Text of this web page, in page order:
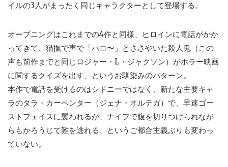
イルの3人がまったく同じキャラクターとして登場する。
オープニングはこれまでの4作と同様、ヒロインに電話がかか
ってきて、猫撫で声で「ハロ〜」とささやいた殺人鬼（この
声も前作までと同じロジャー・L・ジャクソン）がホラー映画
に関するクイズを出す、というお馴染みのパターン。
本作で電話を受けるのはシドニーではなく、新たな主要キャ
ラのタラ・カーペンター（ジェナ・オルテガ）で、早速ゴー
ストフェイスに襲われるが、ナイフで腹を切りつけられなが
らもかろうじて難を逃れる、というご都合主義ぶりも変わっ
ていない。